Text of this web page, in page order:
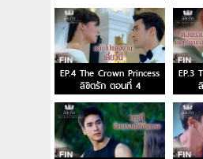
EP.4 The Crown Princess
ลิขิตรัก ตอนที่ 4
EP.3